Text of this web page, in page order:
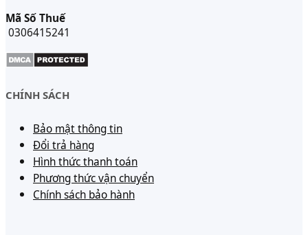
Mã Số Thuế
0306415241
CHÍNH SÁCH
Bảo mật thông tin
Đổi trả hàng
Hình thức thanh toán
Phương thức vận chuyển
Chính sách bảo hành